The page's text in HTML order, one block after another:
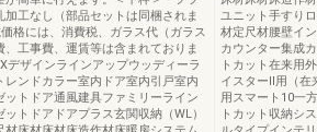
加工なし（部品セットは同梱されま
格には、消費税、ガラス代（ガラス
工事費、運賃等は含まれておりま
デザインラインアップウッディーラ
レンドカラー室内ドア室内引戸室内
ットドア通風建具ファミリーライン
トドアドアプラス玄関収納（WL）
ユニット手すり
材定尺材腰壁イ
カウンター集成
トカット在来用
イスターⅡ用（在
用スマート10一
トカット収納シ